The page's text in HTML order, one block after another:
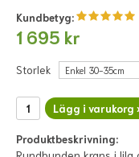
Kundbetyg:
1 695 kr
Storlek
Lägg i varukorg
Produktbeskrivning: